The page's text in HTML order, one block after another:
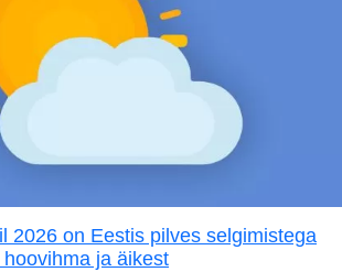
2026 on Eestis pilves selgimistega
ja äikest